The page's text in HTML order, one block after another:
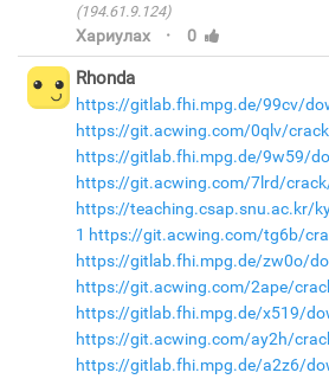
(194.61.9.124)
Хариулах · 0
Rhonda
https://gitlab.fhi.mpg.de/99cv/
https://git.acwing.com/0qlv/
https://gitlab.fhi.mpg.de/9w59/
https://git.acwing.com/7lrd/
https://teaching.csap.snu.ac.kr/
1 https://git.acwing.com/tg6b/
https://gitlab.fhi.mpg.de/zw0o/
https://git.acwing.com/2ape/
https://gitlab.fhi.mpg.de/x519/
https://git.acwing.com/ay2h/
https://gitlab.fhi.mpg.de/a2z6/